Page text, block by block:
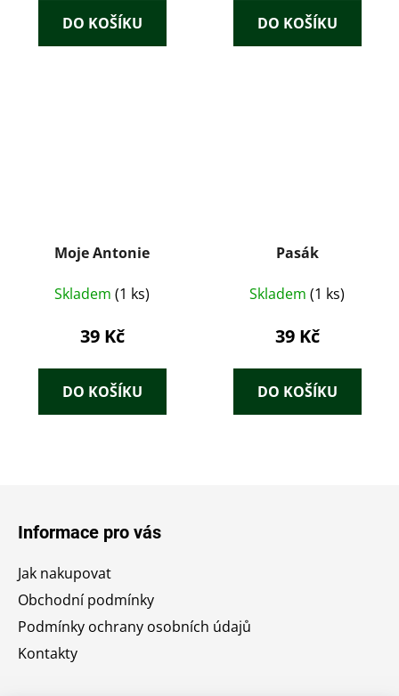
DO KOŠÍKU DO KOŠÍKU
Moje Antonie
Skladem (1 ks)
39 Kč
DO KOŠÍKU
Pasák
Skladem (1 ks)
39 Kč
DO KOŠÍKU
Informace pro vás
Jak nakupovat
Obchodní podmínky
Podmínky ochrany osobních údajů
Kontakty